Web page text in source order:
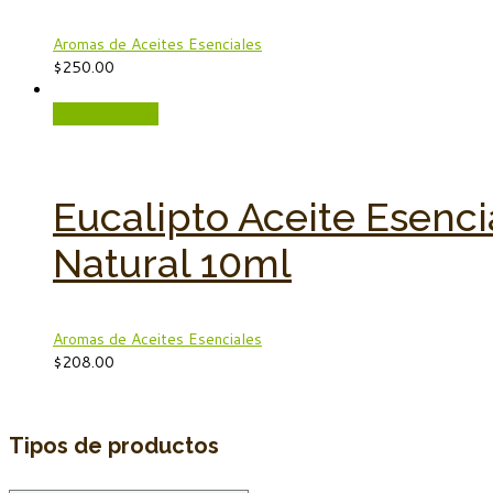
Aromas de Aceites Esenciales
$250.00
Eucalipto Aceite
Natural 10ml
Aromas de Aceites Esenciales
$208.00
Tipos de productos